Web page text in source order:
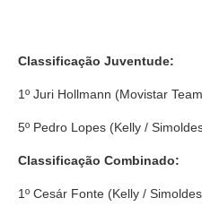
Classificação Juventude:
1º Juri Hollmann (Movistar
5º Pedro Lopes (Kelly /
Classificação Combinado:
1º Cesár Fonte (Kelly /